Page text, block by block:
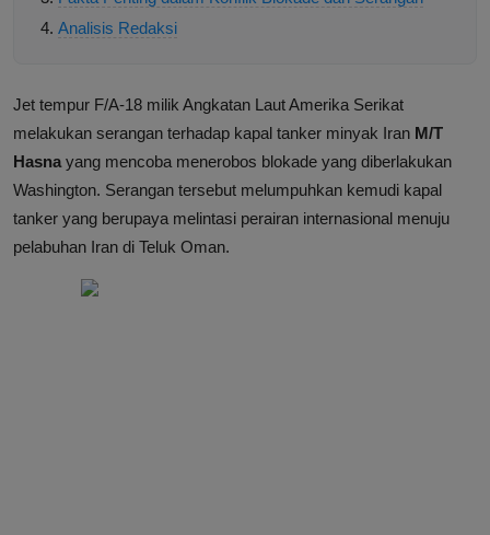
Analisis Redaksi
Jet tempur F/A-18 milik Angkatan Laut Amerika Serikat
melakukan serangan terhadap kapal tanker minyak Iran M/T
Hasna yang mencoba menerobos blokade yang diberlakukan
Washington. Serangan tersebut melumpuhkan kemudi kapal
tanker yang berupaya melintasi perairan internasional menuju
pelabuhan Iran di Teluk Oman.